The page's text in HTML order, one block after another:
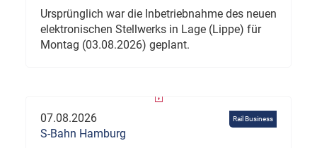
Ursprünglich war die Inbetriebnahme des neuen
elektronischen Stellwerks in Lage (Lippe) für
Montag (03.08.2026) geplant.
Rail Business
07.08.2026
S-Bahn Hamburg